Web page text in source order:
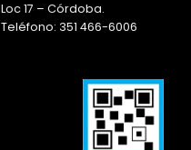
Loc 17 – Córdoba.
Teléfono: 351 466-6006